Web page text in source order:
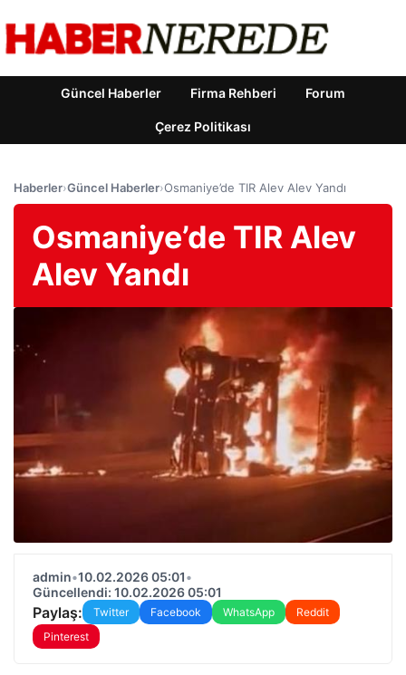
Güncel Haberler Firma Rehberi Forum
Çerez Politikası
Haberler›Güncel Haberler›Osmaniye’de TIR Alev Alev Yandı
Osmaniye’de TIR Alev
Alev Yandı
admin•10.02.2026 05:01•
Güncellendi: 10.02.2026 05:01
Paylaş: Twitter Facebook WhatsApp
Reddit
Pinterest